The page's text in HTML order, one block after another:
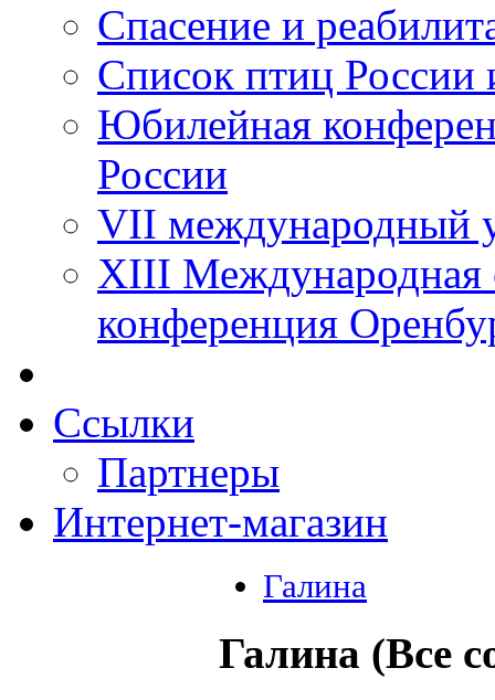
Спасение и
Список птиц России
Юбилейная
России
VII международный
XIII Международная
конференция
Ссылки
Партнеры
Интернет-магазин
Галина
Галина (Все